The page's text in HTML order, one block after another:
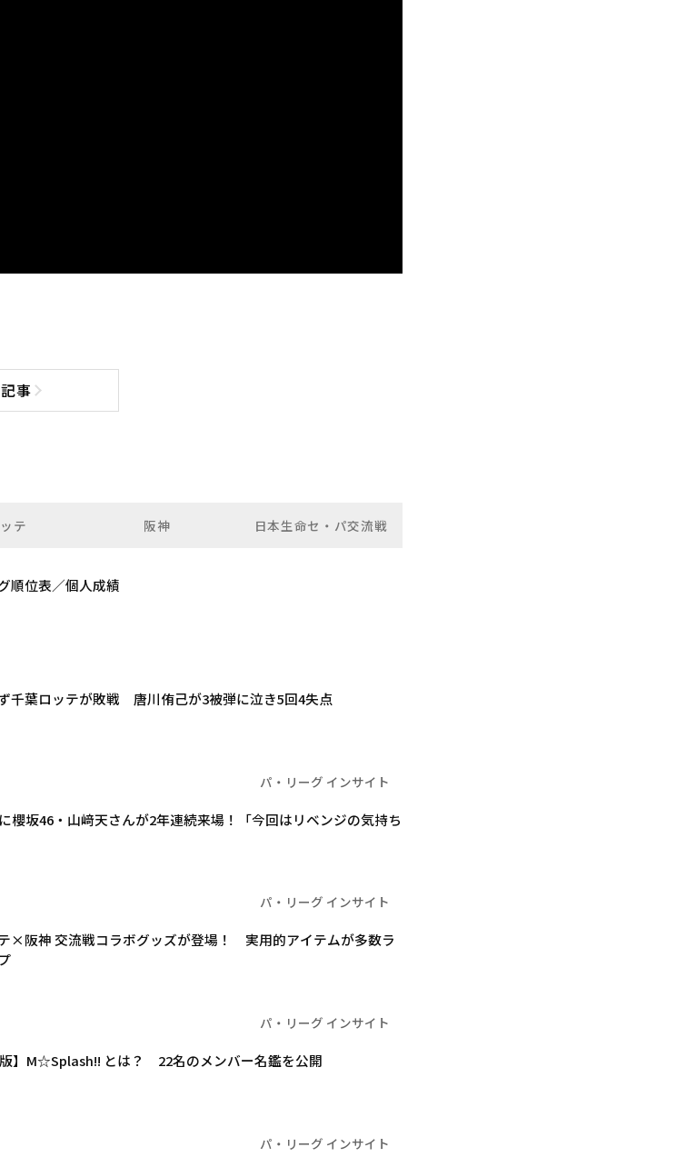
事
次の記事へ
テ 阪神 日本生命セ・パ交流戦
順位表／個人成績
千葉ロッテが敗戦 唐川侑己が3被弾に泣き5回4失点
パ・リーグ インサイト
櫻坂46・山﨑天さんが2年連続来場！「今回はリベンジの気持ち
パ・リーグ インサイト
×阪神 交流戦コラボグッズが登場！ 実用的アイテムが多数ラ
パ・リーグ インサイト
版】M☆Splash!! とは？ 22名のメンバー名鑑を公開
パ・リーグ インサイト